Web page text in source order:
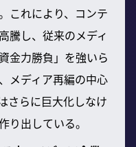
これにより、コンテ
騰し、従来のメディ
金力勝負」を強いら
メディア再編の中心
さらに巨大化しなけ
り出している。